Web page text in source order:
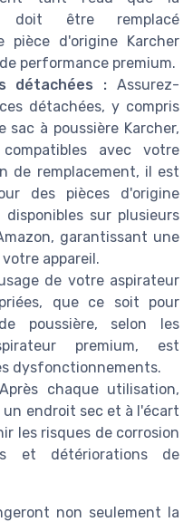
doit être remplacé
pièce d'origine Karcher
performance premium.
détachées : Assurez-
détachées, y compris
sac à poussière Karcher,
avec votre
de remplacement, il est
des pièces d'origine
sur plusieurs
garantissant une
appareil.
de votre aspirateur
que ce soit pour
poussière, selon les
premium, est
dysfonctionnements.
chaque utilisation,
endroit sec et à l'écart
les risques de corrosion
et détériorations de
non seulement la